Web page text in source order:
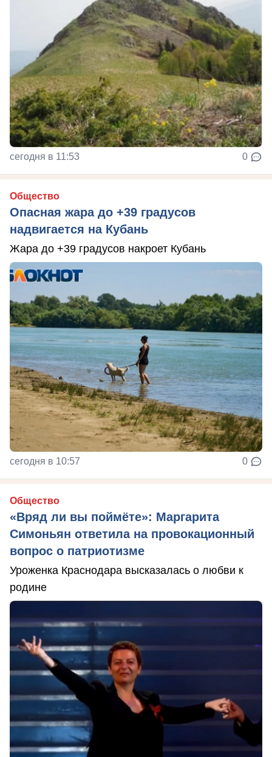
сегодня в 11:53 0
Общество
Опасная жара до +39 градусов
надвигается на Кубань
Жара до +39 градусов накроет Кубань
сегодня в 10:57 0
Общество
«Вряд ли вы поймёте»: Маргарита
Симоньян ответила на провокационный
вопрос о патриотизме
Уроженка Краснодара высказалась о любви к
родине